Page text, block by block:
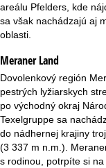
areálu Pfelders, kde
sa však nachádzajú aj
oblasti.
Meraner Land
Dovolenkový región
pestrých lyžiarskych
po východný okraj
Texelgruppe sa
do nádhernej krajiny
(3 337 m n.m.).
s rodinou, potrpíte si